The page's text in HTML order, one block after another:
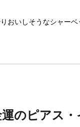
おいしそうなシャー
のピアス